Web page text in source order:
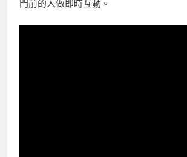
門前的人做即時互動。